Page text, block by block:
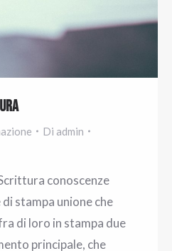
Di admin
conoscenze
stampa unione che
di loro in stampa due
principale, che